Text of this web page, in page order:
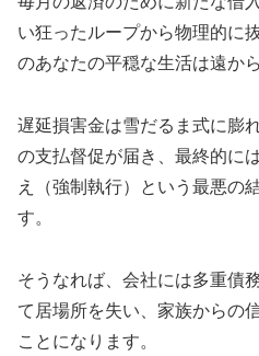
い狂ったループから物理的に
のあなたの平穏な生活は遠か
遅延損害金は雪だるま式に膨
の支払督促が届き、最終的に
え（強制執行）という最悪の
す。
そうなれば、会社には多重債
て居場所を失い、家族からの
ことになります。